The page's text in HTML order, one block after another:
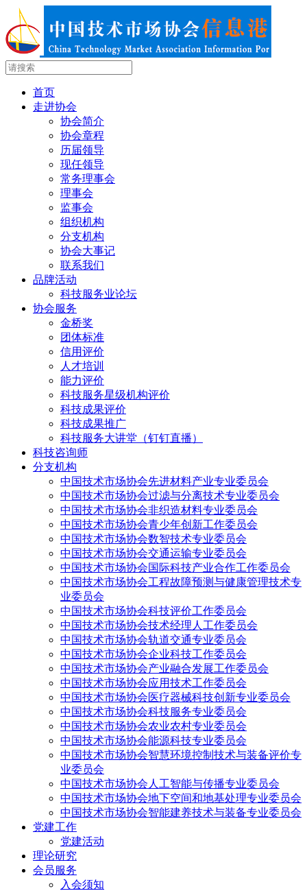
首页
走进协会
协会简介
协会章程
历届领导
现任领导
常务理事会
理事会
监事会
组织机构
分支机构
协会大事记
联系我们
品牌活动
科技服务业论坛
协会服务
金桥奖
团体标准
信用评价
人才培训
能力评价
科技服务星级机构评价
科技成果评价
科技成果推广
科技服务大讲堂（钉钉直播）
科技咨询师
分支机构
中国技术市场协会先进材料产业专业委员会
中国技术市场协会过滤与分离技术专业委员会
中国技术市场协会非织造材料专业委员会
中国技术市场协会青少年创新工作委员会
中国技术市场协会数智技术专业委员会
中国技术市场协会交通运输专业委员会
中国技术市场协会国际科技产业合作工作委员会
中国技术市场协会工程故障预测与健康管理技术专
业委员会
中国技术市场协会科技评价工作委员会
中国技术市场协会技术经理人工作委员会
中国技术市场协会轨道交通专业委员会
中国技术市场协会企业科技工作委员会
中国技术市场协会产业融合发展工作委员会
中国技术市场协会应用技术工作委员会
中国技术市场协会医疗器械科技创新专业委员会
中国技术市场协会科技服务专业委员会
中国技术市场协会农业农村专业委员会
中国技术市场协会能源科技专业委员会
中国技术市场协会智慧环境控制技术与装备评价专
业委员会
中国技术市场协会人工智能与传播专业委员会
中国技术市场协会地下空间和地基处理专业委员会
中国技术市场协会智能建养技术与装备专业委员会
党建工作
党建活动
理论研究
会员服务
入会须知